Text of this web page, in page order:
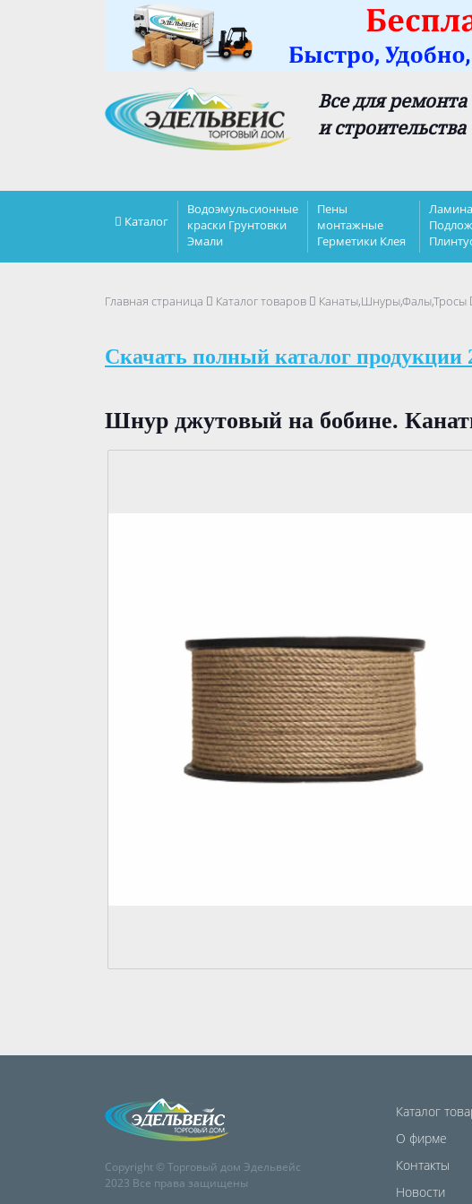
Все для ремонта
и строительства
Каталог
Водоэмульсионные
краски Грунтовки
Эмали
Пены
монтажные
Герметики Клея
Главная страница Каталог товаров Канаты,Шнуры,Фалы,Тросы
Скачать полный каталог продукции
Шнур джутoвый на бобине.
Copyright © Торговый дом Эдельвейс
2023 Все права защищены
Каталог
О фирме
Контакты
Новости